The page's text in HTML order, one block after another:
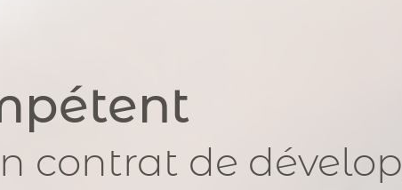
contrat de